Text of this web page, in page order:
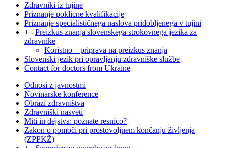
Zdravniki iz tujine
Priznanje poklicne kvalifikacije
Priznanje specialističnega naslova pridobljenega v tujini
+ - Preizkus znanja slovenskega strokovnega jezika za
zdravnike
Koristno – priprava na preizkus znanja
Slovenski jezik pri opravljanju zdravniške službe
Contact for doctors from Ukraine
Odnosi z javnostmi
Novinarske konference
Obrazi zdravništva
Zdravniški nasveti
Miti in dejstva: poznate resnico?
Zakon o pomoči pri prostovoljnem končanju življenja
(ZPPKŽ)